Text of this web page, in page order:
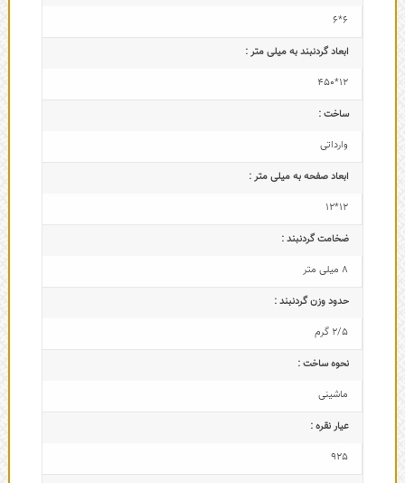
6*6
ابعاد گردنبند به میلی متر :
12*450
ساخت :
وارداتی
ابعاد صفحه به میلی متر :
12*12
ضخامت گردنبند :
8 میلی متر
حدود وزن گردنبند :
2/5 گرم
نحوه ساخت :
ماشینی
عیار نقره :
925